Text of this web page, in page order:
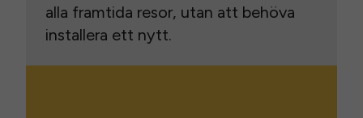
alla framtida resor, utan att behöva
installera ett nytt.